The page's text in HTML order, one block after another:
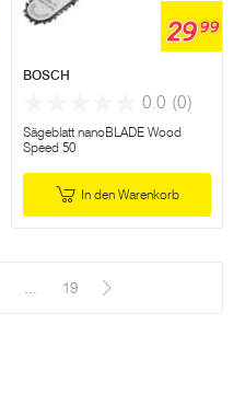
2999
BOSCH
0.0 (0)
Sägeblatt nanoBLADE Wood
Speed 50
In den Warenkorb
19